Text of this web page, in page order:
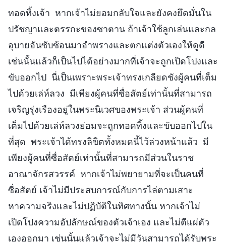
ทอดทิ้งเจ้า หากเจ้าไม่ยอมกลับใจและยังคงยึดมั่นใน
ปรัชญาและตรรกะของซาตาน ถ้าเจ้าใช้ลูกเล่นและกล
อุบายอันซับซ้อนมาอำพรางและตกแต่งตัวเองให้ดูดี
เช่นนั้นแล้วก็เป็นไปได้อย่างมากที่เจ้าจะถูกเปิดโปงและ
ขับออกไป นี่เป็นเพราะพระเจ้าทรงเกลียดชังผู้คนที่เต็ม
ไปด้วยเล่ห์ลวง มีเพียงผู้คนที่ซื่อสัตย์เท่านั้นที่สามารถ
เจริญรุ่งเรืองอยู่ในพระนิเวศของพระเจ้า ส่วนผู้คนที่
เต็มไปด้วยเล่ห์ลวงย่อมจะถูกทอดทิ้งและขับออกไปใน
ที่สุด พระเจ้าได้ทรงลิขิตทั้งหมดนี้ไว้ล่วงหน้าแล้ว มี
เพียงผู้คนที่ซื่อสัตย์เท่านั้นที่สามารถมีส่วนในราช
อาณาจักรสวรรค์ หากเจ้าไม่พยายามที่จะเป็นคนที่
ซื่อสัตย์ เจ้าไม่มีประสบการณ์กับการไล่ตามเสาะ
หาความจริงและไม่ปฏิบัติในทิศทางนั้น หากเจ้าไม่
เปิดโปงความอัปลักษณ์ของตัวเจ้าเอง และไม่ตีแผ่ตัว
เองออกมา เช่นนั้นแล้วเจ้าจะไม่มีวันสามารถได้รับพระ